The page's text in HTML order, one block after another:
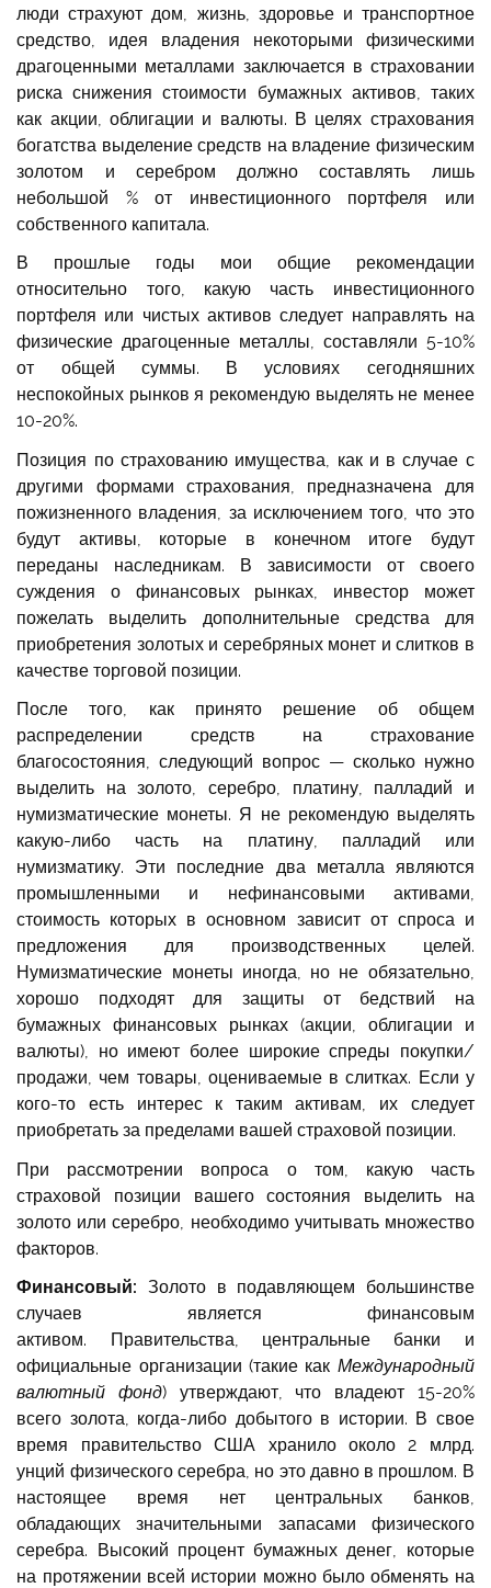
люди страхуют дом, жизнь, здоровье и транспортное
средство, идея владения некоторыми физическими
драгоценными металлами заключается в страховании
риска снижения стоимости бумажных активов, таких
как акции, облигации и валюты. В целях страхования
богатства выделение средств на владение физическим
золотом и серебром должно составлять лишь
небольшой % от инвестиционного портфеля или
собственного капитала.
В прошлые годы мои общие рекомендации
относительно того, какую часть инвестиционного
портфеля или чистых активов следует направлять на
физические драгоценные металлы, составляли 5-10%
от общей суммы. В условиях сегодняшних
неспокойных рынков я рекомендую выделять не менее
10-20%.
Позиция по страхованию имущества, как и в случае с
другими формами страхования, предназначена для
пожизненного владения, за исключением того, что это
будут активы, которые в конечном итоге будут
переданы наследникам. В зависимости от своего
суждения о финансовых рынках, инвестор может
пожелать выделить дополнительные средства для
приобретения золотых и серебряных монет и слитков в
качестве торговой позиции.
После того, как принято решение об общем
распределении средств на страхование
благосостояния, следующий вопрос — сколько нужно
выделить на золото, серебро, платину, палладий и
нумизматические монеты. Я не рекомендую выделять
какую-либо часть на платину, палладий или
нумизматику. Эти последние два металла являются
промышленными и нефинансовыми активами,
стоимость которых в основном зависит от спроса и
предложения для производственных целей.
Нумизматические монеты иногда, но не обязательно,
хорошо подходят для защиты от бедствий на
бумажных финансовых рынках (акции, облигации и
валюты), но имеют более широкие спреды покупки/
продажи, чем товары, оцениваемые в слитках. Если у
кого-то есть интерес к таким активам, их следует
приобретать за пределами вашей страховой позиции.
При рассмотрении вопроса о том, какую часть
страховой позиции вашего состояния выделить на
золото или серебро, необходимо учитывать множество
факторов.
Финансовый: Золото в подавляющем большинстве
случаев является финансовым
активом. Правительства, центральные банки и
официальные организации (такие как Международный
валютный фонд) утверждают, что владеют 15-20%
всего золота, когда-либо добытого в истории. В свое
время правительство США хранило около 2 млрд.
унций физического серебра, но это давно в прошлом. В
настоящее время нет центральных банков,
обладающих значительными запасами физического
серебра. Высокий процент бумажных денег, которые
на протяжении всей истории можно было обменять на